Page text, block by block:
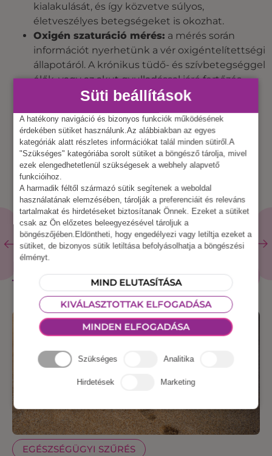
kialakulását, és így közvetve súlyos,
életveszélyes betegségeket is okozhat.
Oxigén szaturáció mérés: a mérés során
információt nyerhetünk a vér oxigéntelítettségi
állapotáról. A krónikus tüdő- és szívbetegséggel
élők, vagy az akut gyulladással járó fertőzés
esetén akár hirtelen, súlyos oxigén ellátottsági
KAPCSOLÓDÓ
TERMÉKEK
ESZKÖZ
EGÉSZSÉGÜGYI SZŰRÉS
Süti beállítások
A hatékony navigáció és bizonyos funkciók működésének
érdekében sütiket használunk.Az alábbiakban az egyes
kategóriák alatt részletes információkat talál minden sütiről.A
"Szükséges" kategóriába sorolt sütiket a böngésző tárolja, mivel
ezek elengedhetetlenül szükségesek a webhely alapvető
funkcióihoz.
A harmadik féltől származó sütik segítenek a weboldal
használatának elemzésében, tárolják a preferenciáit és releváns
tartalmakat és hirdetéseket biztosítanak Önnek. Ezeket a sütiket
csak az Ön előzetes beleegyezésével tároljuk a
böngészőjében.Eldöntheti, hogy engedélyezi vagy letiltja ezeket a
sütiket, de bizonyos sütik letiltása befolyásolhatja a böngészési
élményt.
MIND ELUTASÍTÁSA
KIVÁLASZTOTTAK ELFOGADÁSA
MINDEN ELFOGADÁSA
Szükséges Analitika
Hirdetések Marketing